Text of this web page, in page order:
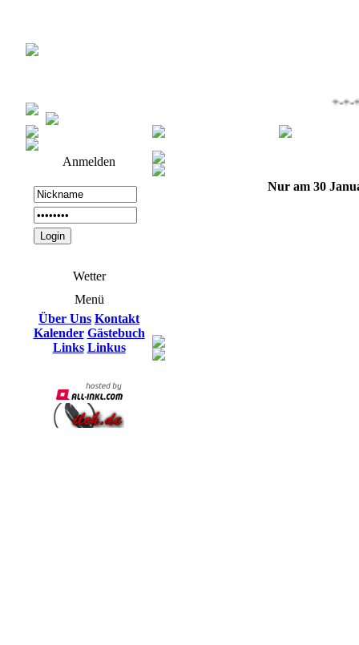
+-+-
Anmelden
Wetter
Menü
Über Uns Kontakt
Kalender Gästebuch
Links Linkus
Nur am 30